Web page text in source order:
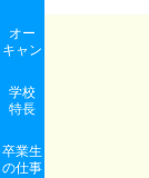
オー
キャン
学校
特長
卒業生
の仕事